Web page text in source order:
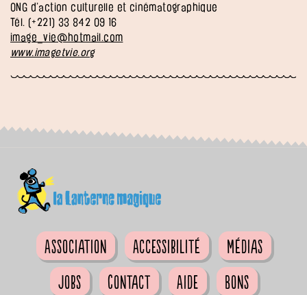
ONG d’action culturelle et cinématographique
Tél. (+221) 33 842 09 16
image_vie@hotmail.com
www.imagetvie.org
Association Accessibilité
Médias
Jobs
Contact Aide
Bons